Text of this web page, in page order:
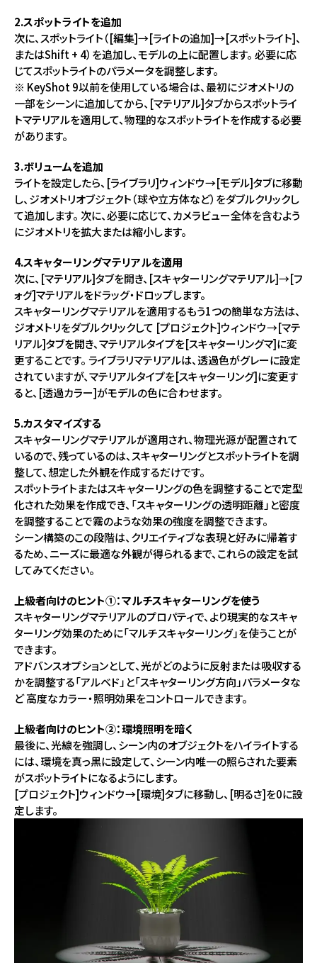
2.スポットライトを追加
次に、スポットライト（[編集]→[ライトの追加]→[スポットライト]、
またはShift + 4）を追加し、モデルの上に配置します。 必要に応
じてスポットライトのパラメータを調整します。
※ KeyShot 9以前を使用している場合は、最初にジオメトリの
一部をシーンに追加してから、[マテリアル]タブからスポットライ
トマテリアルを適用して、物理的なスポットライトを作成する必要
があります。
3.ボリュームを追加
ライトを設定したら、[ライブラリ]ウィンドウ→[モデル]タブに移動
し、ジオメトリオブジェクト（球や立方体など）をダブルクリックし
て追加します。 次に、必要に応じて、カメラビュー全体を含むよう
にジオメトリを拡大または縮小します。
4.スキャターリングマテリアルを適用
次に、[マテリアル]タブを開き、[スキャターリングマテリアル]→[フ
ォグ]マテリアルをドラッグ・ドロップします。
スキャターリングマテリアルを適用するもう1つの簡単な方法は、
ジオメトリをダブルクリックして [プロジェクト]ウィンドウ→[マテ
リアル]タブを開き、マテリアルタイプを[スキャターリングマ]に変
更することです。 ライブラリマテリアルは、透過色がグレーに設定
されていますが、マテリアルタイプを[スキャターリング]に変更す
ると、[透過カラー]がモデルの色に合わせます。
5.カスタマイズする
スキャターリングマテリアルが適用され、物理光源が配置されて
いるので、残っているのは、スキャターリングとスポットライトを調
整して、想定した外観を作成するだけです。
スポットライトまたはスキャターリングの色を調整することで定型
化された効果を作成でき、「スキャターリングの透明距離」と密度
を調整することで霧のような効果の強度を調整できます。
シーン構築のこの段階は、クリエイティブな表現と好みに帰着す
るため、ニーズに最適な外観が得られるまで、これらの設定を試
してみてください。
上級者向けのヒント①：マルチスキャターリングを使う
スキャターリングマテリアルのプロパティで、より現実的なスキャ
ターリング効果のために「マルチスキャターリング」を使うことが
できます。
アドバンスオプションとして、光がどのように反射または吸収する
かを調整する「アルベド」と「スキャターリング方向」パラメータな
ど 高度なカラー・照明効果をコントロールできます。
上級者向けのヒント②：環境照明を暗く
最後に、光線を強調し、シーン内のオブジェクトをハイライトする
には、環境を真っ黒に設定して、シーン内唯一の照らされた要素
がスポットライトになるようにします。
[プロジェクト]ウィンドウ→[環境]タブに移動し、[明るさ]を0に設
定します。